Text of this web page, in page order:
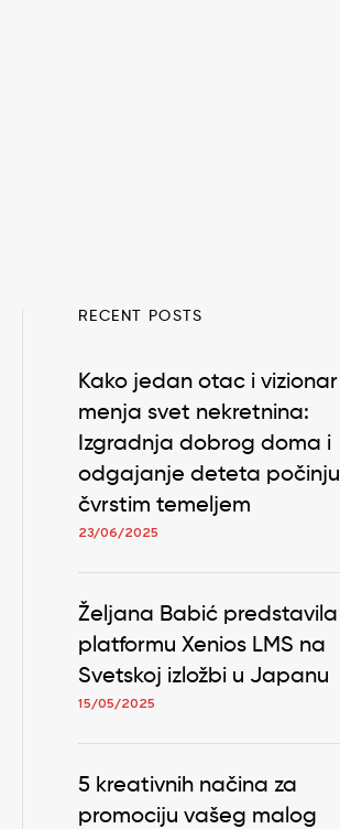
RECENT POSTS
Kako jedan otac i vizionar
menja svet nekretnina:
Izgradnja dobrog doma i
odgajanje deteta počinju
čvrstim temeljem
23/06/2025
Željana Babić predstavila
platformu Xenios LMS na
Svetskoj izložbi u Japanu
15/05/2025
5 kreativnih načina za
promociju vašeg malog